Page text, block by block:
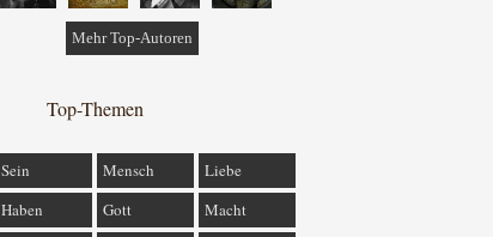
Mehr Top-Autoren
Top-Themen
Sein Mensch
Liebe
Haben Gott
Macht